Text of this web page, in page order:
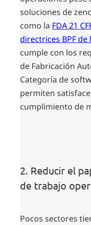
soluciones de
como la FDA 21
directrices BPF de
cumple con los
de Fabricación
Categoría de
permiten
cumplimiento de
2. Reducir el
de trabajo
Pocos sectores